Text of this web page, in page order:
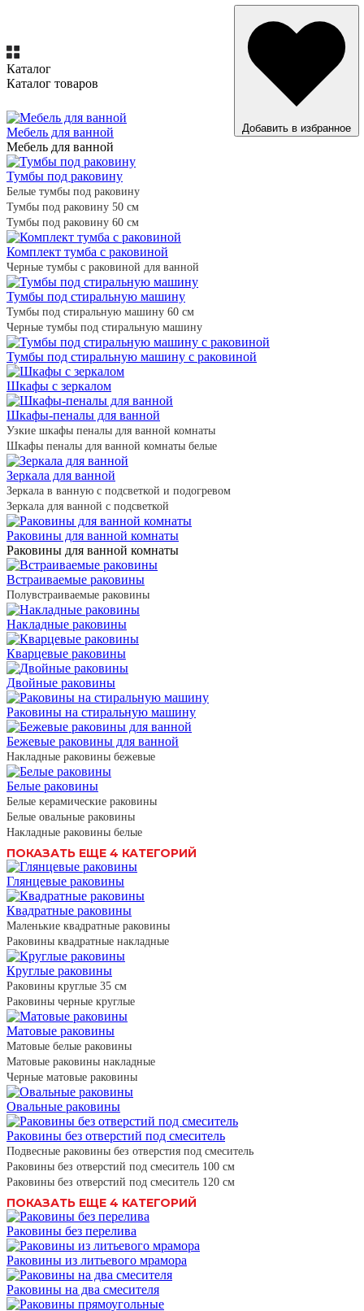
Каталог
Каталог товаров
ВСЕ ТОВАРЫ
Мебель для ванной
Мебель для ванной
Тумбы под раковину
Белые тумбы под раковину
Тумбы под раковину 50 см
Тумбы под раковину 60 см
Комплект тумба с раковиной
Черные тумбы с раковиной для ванной
Тумбы под стиральную машину
Тумбы под стиральную машину 60 см
Черные тумбы под стиральную машину
Тумбы под стиральную машину с раковиной
Шкафы с зеркалом
Шкафы-пеналы для ванной
Узкие шкафы пеналы для ванной комнаты
Шкафы пеналы для ванной комнаты белые
Зеркала для ванной
Зеркала в ванную с подсветкой и подогревом
Зеркала для ванной с подсветкой
Раковины для ванной комнаты
Раковины для ванной комнаты
Встраиваемые раковины
Полувстраиваемые раковины
Накладные раковины
Кварцевые раковины
Двойные раковины
Раковины на стиральную машину
Бежевые раковины для ванной
Накладные раковины бежевые
Белые раковины
Белые керамические раковины
Белые овальные раковины
Накладные раковины белые
ПОКАЗАТЬ ЕЩЕ 4 КАТЕГОРИЙ
Глянцевые раковины
Квадратные раковины
Маленькие квадратные раковины
Раковины квадратные накладные
Круглые раковины
Раковины круглые 35 см
Раковины черные круглые
Матовые раковины
Матовые белые раковины
Матовые раковины накладные
Черные матовые раковины
Овальные раковины
Раковины без отверстий под смеситель
Подвесные раковины без отверстия под смеситель
Раковины без отверстий под смеситель 100 см
Раковины без отверстий под смеситель 120 см
ПОКАЗАТЬ ЕЩЕ 4 КАТЕГОРИЙ
Раковины без перелива
Раковины из литьевого мрамора
Раковины на два смесителя
Добавить в избранное